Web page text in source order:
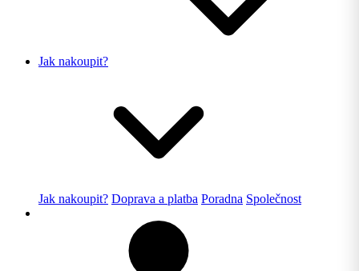
Jak nakoupit?
Jak nakoupit? Doprava a platba Poradna Společnost